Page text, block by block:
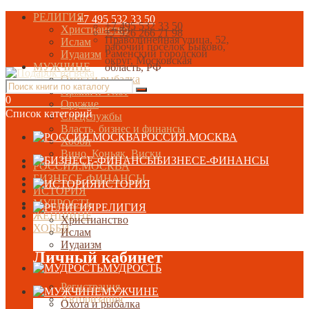
РЕЛИГИЯ
Христианство
Ислам
Иудаизм
МУЖЧИНЕ
Охота и рыбалка
Армия и Флот
Оружие
Спецслужбы
Власть, бизнес и финансы
Хобби
Вино, Коньяк, Виски
РОССИЯ.МОСКВА
БИЗНЕСЕ-ФИНАНСЫ
ИСТОРИЯ
МУДРОСТЬ
ЖЕНЩИНЕ
ХОББИ
Личный кабинет
Регистрация
Авторизация
+7 495 532 33 50
+7 495 532 33 50
+7 926 266 71 98
Праволинейная улица, 52,
рабочий посёлок Быково,
Раменский городской
округ, Московская
область, РФ
0
Список категорий
РОССИЯ.МОСКВА
БИЗНЕСЕ-ФИНАНСЫ
ИСТОРИЯ
РЕЛИГИЯ
Христианство
Ислам
Иудаизм
МУДРОСТЬ
МУЖЧИНЕ
Охота и рыбалка